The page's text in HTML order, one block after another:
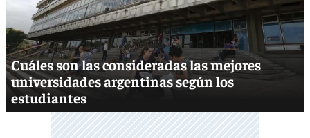
Cuáles son las consideradas las mejores
universidades argentinas según los
estudiantes